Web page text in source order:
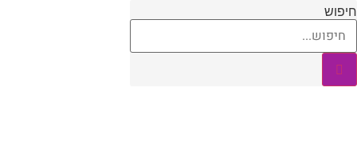
דלג
לתוכן
חיפוש